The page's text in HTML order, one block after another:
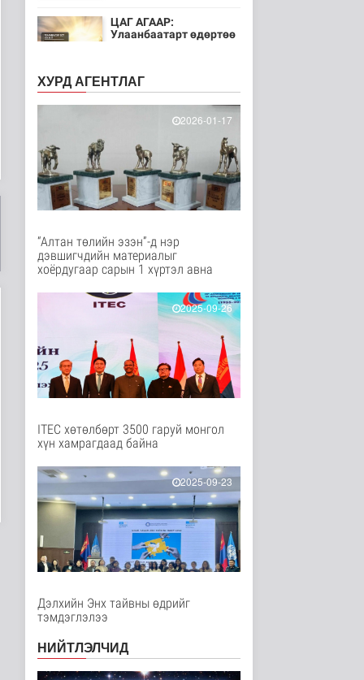
ЦАГ АГААР:
Улаанбаатарт өдөртөө
2 цаг 52 минутын өмнө
Монгол Улсын Төрийн
3 цаг 37 минутын өмнө
"Цагийн хүрд"
мэдээллийн хөтөлбөр
/2026.08.06/
13 цаг 35 минутын өмнө
Даланзадгад хот 2028
болно
15 цагийн өмнө
Дундговь аймагт
Нарны цахилгаан
станц барих ажил..
Улс төр
Дипломат
газруудын
төлөөлөгчид COP1..
Улс төр
15 цаг 12 минутын өмнө
Н.Номтойбаяр:
Аймгуудад тулгамдаж
буй асуудлууды..
16 цаг 56 минутын өмнө
Ч:19А чиглэлийн
замналд түр хуг..
Нийгэм
ХУРД АГЕНТЛАГ
2026-01-17
“Алтан төлийн эзэн”-д нэр
дэвшигчдийн материалыг
хоёрдугаар сарын 1 хүртэл авна
2025-09-26
ITEC хөтөлбөрт 3500 гаруй монгол
хүн хамрагдаад байна
2025-09-23
Дэлхийн Энх тайвны өдрийг
тэмдэглэлээ
НИЙТЛЭЛЧИД